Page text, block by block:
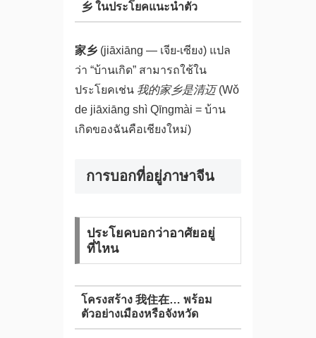
乡 ในประโยคแนะนำตัว
家乡(jiāxiāng — เจีย-เซียง) แปล
ว่า “บ้านเกิด” สามารถใช้ใน
ประโยคเช่น 我的家乡是清迈(Wǒ
de jiāxiāng shì Qīngmài = บ้าน
เกิดของฉันคือเชียงใหม่)
การบอกที่อยู่ภาษาจีน
ประโยคบอกว่าอาศัยอยู่
ที่ไหน
โครงสร้าง 我住在… พร้อม
ตัวอย่างเมืองหรือจังหวัด